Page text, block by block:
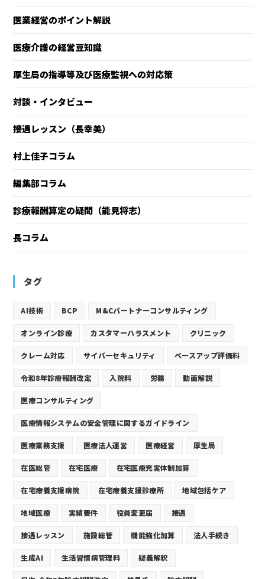
医業経営のポイント解説
医療介護の経営豆知識
厚生局の指導等及び医療監視への対応策
対談・インタビュー
接遇レッスン（長幸美）
村上佳子コラム
編集部コラム
診療報酬算定の疑問（能見将志）
長コラム
タグ
AI技術 BCP M&Cパートナーコンサルティング
オンライン診療 カスタマーハラスメント クリニック
クレーム対応 サイバーセキュリティ ベースアップ評価料
令和8年診療報酬改定 入院料 労務 動画解説
医療コンサルティング
医療情報システムの安全管理に関するガイドライン
医療業務支援 医療法人運営 医療経営 厚生局
在医総管 在宅医療 在宅医療充実体制加算
在宅療養支援病院 在宅療養支援診療所 地域包括ケア
地域医療 実績要件 役員変更届 接遇
接遇レッスン 施設総管 機能強化加算 法人手続き
生成AI 生活習慣病管理料 疑義解釈